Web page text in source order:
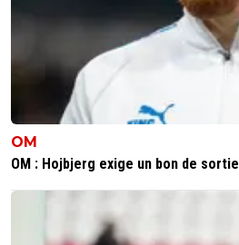
OM
OM : Hojbjerg exige un bon de sortie